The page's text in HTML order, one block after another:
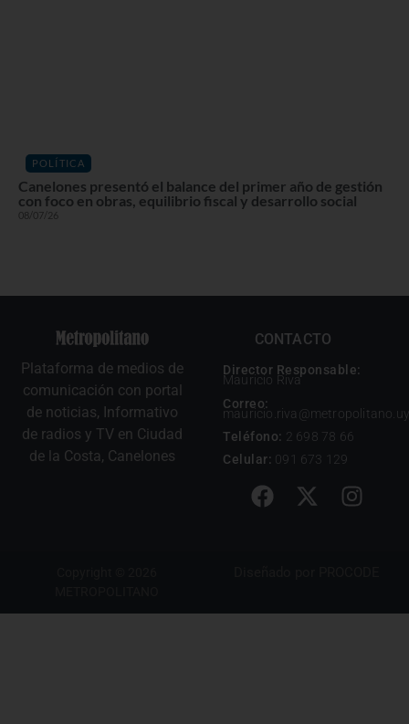
POLÍTICA
Canelones presentó el balance del primer año de gestión
con foco en obras, equilibrio fiscal y desarrollo social
08/07/26
Plataforma de medios de
comunicación con portal
de noticias, Informativo
de radios y TV en Ciudad
de la Costa, Canelones
CONTACTO
Director Responsable:
Mauricio Riva
Correo:
mauricio.riva@metropolitano.uy
Teléfono: 2 698 78 66
Celular: 091 673 129